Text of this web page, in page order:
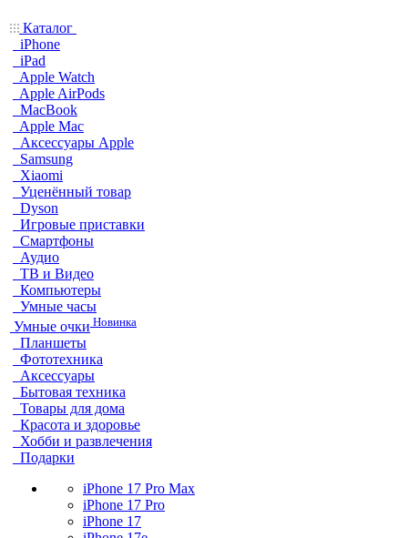
Каталог
iPhone
iPad
Apple Watch
Apple AirPods
MacBook
Apple Mac
Аксессуары Apple
Samsung
Xiaomi
Уценённый товар
Dyson
Игровые приставки
Смартфоны
Аудио
ТВ и Видео
Компьютеры
Умные часы
Умные очки Новинка
Планшеты
Фототехника
Аксессуары
Бытовая техника
Товары для дома
Красота и здоровье
Хобби и развлечения
Подарки
iPhone 17 Pro Max
iPhone 17 Pro
iPhone 17